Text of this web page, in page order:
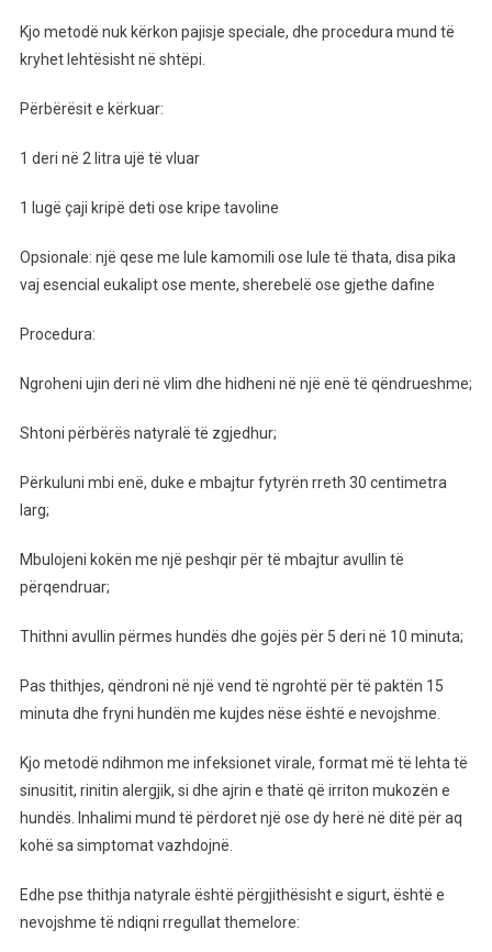
Kjo metodë nuk kërkon pajisje speciale, dhe procedura mund të
kryhet lehtësisht në shtëpi.
Përbërësit e kërkuar:
1 deri në 2 litra ujë të vluar
1 lugë çaji kripë deti ose kripe tavoline
Opsionale: një qese me lule kamomili ose lule të thata, disa pika
vaj esencial eukalipt ose mente, sherebelë ose gjethe dafine
Procedura:
Ngroheni ujin deri në vlim dhe hidheni në një enë të qëndrueshme;
Shtoni përbërës natyralë të zgjedhur;
Përkuluni mbi enë, duke e mbajtur fytyrën rreth 30 centimetra
larg;
Mbulojeni kokën me një peshqir për të mbajtur avullin të
përqendruar;
Thithni avullin përmes hundës dhe gojës për 5 deri në 10 minuta;
Pas thithjes, qëndroni në një vend të ngrohtë për të paktën 15
minuta dhe fryni hundën me kujdes nëse është e nevojshme.
Kjo metodë ndihmon me infeksionet virale, format më të lehta të
sinusitit, rinitin alergjik, si dhe ajrin e thatë që irriton mukozën e
hundës. Inhalimi mund të përdoret një ose dy herë në ditë për aq
kohë sa simptomat vazhdojnë.
Edhe pse thithja natyrale është përgjithësisht e sigurt, është e
nevojshme të ndiqni rregullat themelore: